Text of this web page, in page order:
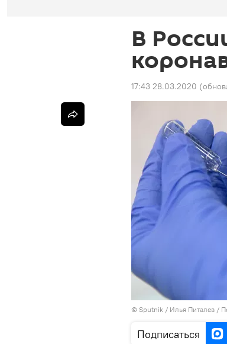
В
17:43 28.03.2020
© Sputnik / Илья Питалев /
Подписаться